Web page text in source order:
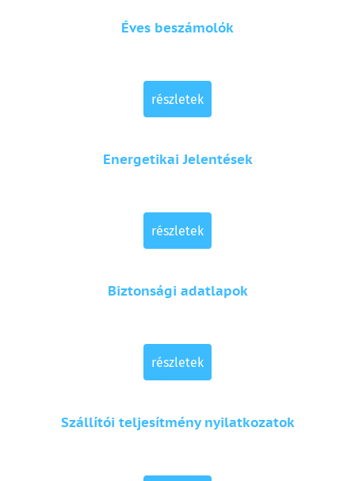
Éves beszámolók
részletek
Energetikai Jelentések
részletek
Biztonsági adatlapok
részletek
Szállítói teljesítmény nyilatkozatok